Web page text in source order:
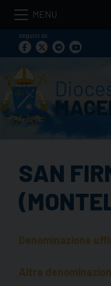
Skip
contentseguici su
SAN
Denominazione
Altra